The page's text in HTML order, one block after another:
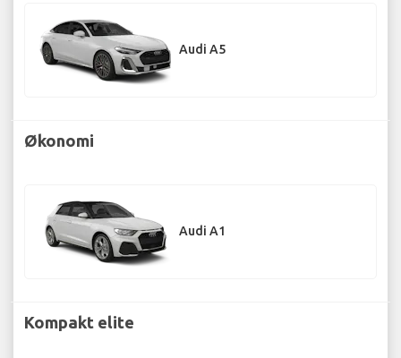
Audi A5
Økonomi
Audi A1
Kompakt elite